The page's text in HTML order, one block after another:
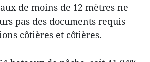
de moins de 12 mètres ne
pas des documents requis
côtières et côtières.